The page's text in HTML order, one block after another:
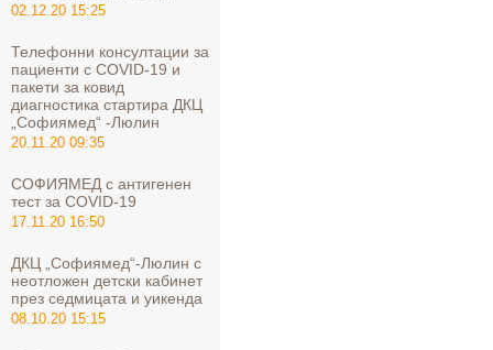
02.12.20 15:25
Телефонни консултации за
пациенти с COVID-19 и
пакети за ковид
диагностика стартира ДКЦ
„Софиямед“ -Люлин
20.11.20 09:35
СОФИЯМЕД с антигенен
тест за COVID-19
17.11.20 16:50
ДКЦ „Софиямед“-Люлин с
неотложен детски кабинет
през седмицата и уикенда
08.10.20 15:15